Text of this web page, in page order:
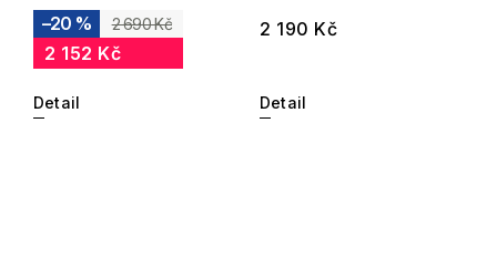
2 690 Kč
–20 %
2 152 Kč
Detail
2 190 Kč
Detail